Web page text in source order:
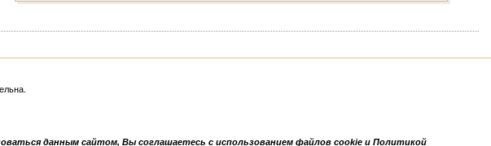
данным сайтом, Вы соглашаетесь с использованием файлов cookie и Политикой